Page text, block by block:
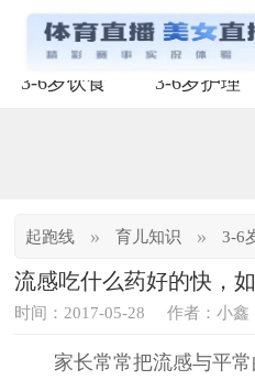
3-6岁饮食 3-6岁护理
起跑线 » 育儿知识 » 3-6
流感吃什么药好的快，
时间：2017-05-28 作者：小鑫
家长常常把流感与平常